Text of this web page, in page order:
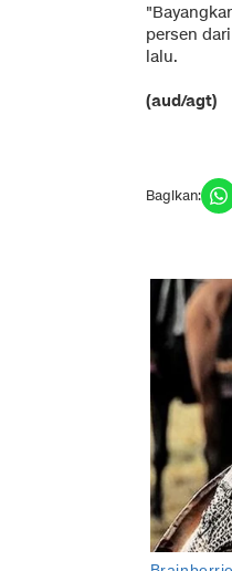
persen
lalu.
(aud/agt)
Bagikan: